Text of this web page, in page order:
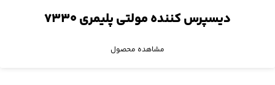
دیسپرس کننده مولتی پلیمری ۷۳۳۰
مشاهده محصول